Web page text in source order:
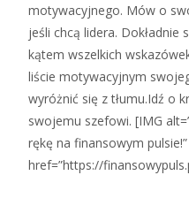
motywacyjnego. Mów o
jeśli chcą lidera.
kątem wszelkich
liście motywacyjnym
wyróżnić się z tłumu.Idź o
swojemu szefowi. [IMG
rękę na finansowym pulsie!”
href=”https://